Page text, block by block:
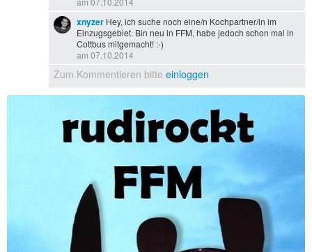
xnyzer Hey, ich suche noch eine/n Kochpartner/in im
Einzugsgebiet. Bin neu in FFM, habe jedoch schon mal in
Cottbus mitgemacht! :-)
am 07.10.2014
Zum Kommentieren bitte einloggen